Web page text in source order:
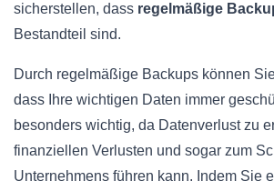
sicherstellen, dass regelmäßige
Bestandteil sind.
Durch regelmäßige Backups können
dass Ihre wichtigen Daten immer
besonders wichtig, da Datenverlust zu
finanziellen Verlusten und sogar zum
Unternehmens führen kann. Indem Sie